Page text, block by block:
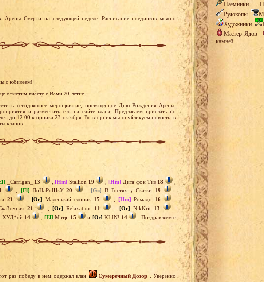
Арены Смерти на следующей неделе. Расписание поединков можно
с юбилеем!
отметим вместе с Вами 20-летие.
сегодняшнее мероприятие, посвященное Дню Рождения Арены,
и разместить его на сайте клана. Предлагаем прислать по
до 12:00 вторника 23 октября. Во вторник мы опубликуем новость, в
кланов.
_Carrigan_13 , [Hm] Stallion 19 , [Hm] Дита фон Тиз 18
,
, [El] ПоНаРоШкУ 20 , [Gn] В Гостях у Сказки 19
,
21 , [Or] Маленький слоник 15 , [Hm] Ромадо 16
,
21 , [Or] Relaxation 11 , [Or] NikKrit 13
,
ХУД*ой 14 , [El] Мэтр. 15 и [Or] KLIN! 14
. Поздравляем с
раз победу в нем одержал клан Сумеречный Дозор . Уверенно
Наемники
Рудокопы
Художники
Мастер Ядов
камней